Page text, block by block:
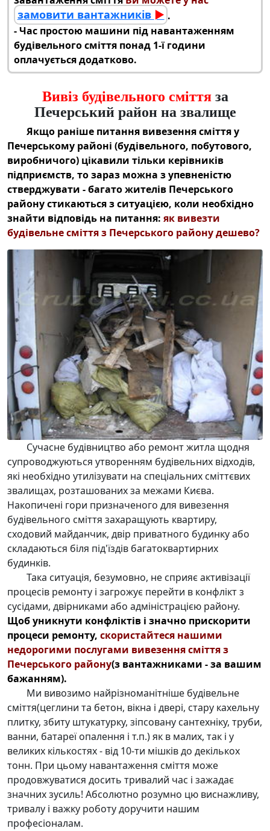
замовити вантажників ► .
‑ Час простою машини під навантаженням
будівельного сміття понад 1-ї години
оплачується додатково.
Вивіз будівельного сміттяза
Печерський район на звалище
Якщо раніше питання вивезення сміття у
Печерському районі (будівельного, побутового,
виробничого) цікавили тільки керівників
підприємств, то зараз можна з упевненістю
стверджувати - багато жителів Печерського
району стикаються з ситуацією, коли необхідно
знайти відповідь на питання: як вивезти
будівельне сміття з Печерського району дешево?
Сучасне будівництво або ремонт житла щодня
супроводжуються утворенням будівельних відходів,
які необхідно утилізувати на спеціальних сміттєвих
звалищах, розташованих за межами Києва.
Накопичені гори призначеного для вивезення
будівельного сміття захаращують квартиру,
сходовий майданчик, двір приватного будинку або
складаються біля під'їздів багатоквартирних
будинків.
Така ситуація, безумовно, не сприяє активізації
процесів ремонту і загрожує перейти в конфлікт з
сусідами, двірниками або адміністрацією району.
Щоб уникнути конфліктів і значно прискорити
процеси ремонту, скористайтеся нашими
недорогими послугами вивезення сміття з
Печерського району(з вантажниками - за вашим
бажанням).
Ми вивозимо найрізноманітніше будівельне
сміття(цеглини та бетон, вікна і двері, стару кахельну
плитку, збиту штукатурку, зіпсовану сантехніку, труби,
ванни, батареї опалення і т.п.) як в малих, так і у
великих кількостях - від 10-ти мішків до декількох
тонн. При цьому навантаження сміття може
продовжуватися досить тривалий час і зажадає
значних зусиль! Абсолютно розумно цю виснажливу,
тривалу і важку роботу доручити нашим
професіоналам.